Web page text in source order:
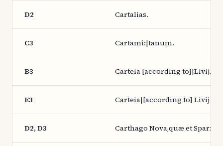
D2 Cartalias.
C3 Cartami:|tanum.
B3 Carteia [according to]|Livij.
E3 Carteia|[according to] Livij
D2, D3 Carthago Nova,quæ et